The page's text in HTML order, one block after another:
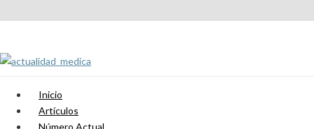
Inicio
Artículos
Número Actual